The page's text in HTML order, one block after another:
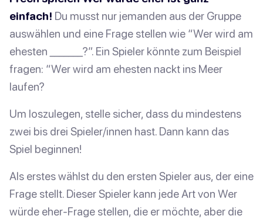
einfach! Du musst nur jemanden aus der Gruppe
auswählen und eine Frage stellen wie “Wer wird am
ehesten _______?”. Ein Spieler könnte zum Beispiel
fragen: “Wer wird am ehesten nackt ins Meer
laufen?
Um loszulegen, stelle sicher, dass du mindestens
zwei bis drei Spieler/innen hast. Dann kann das
Spiel beginnen!
Als erstes wählst du den ersten Spieler aus, der eine
Frage stellt. Dieser Spieler kann jede Art von Wer
würde eher-Frage stellen, die er möchte, aber die